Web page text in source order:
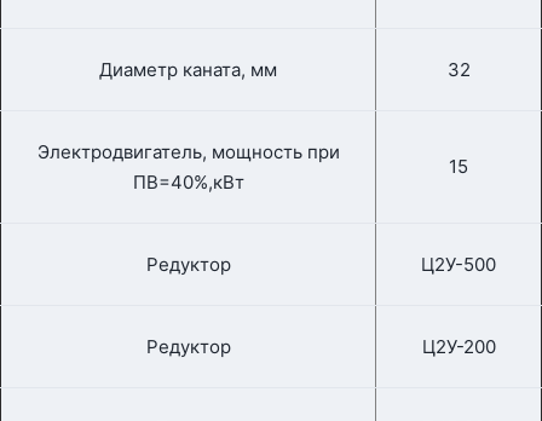
Диаметр каната, мм 32
Электродвигатель, мощность при
ПВ=40%,кВт
15
Редуктор Ц2У-500
Редуктор Ц2У-200